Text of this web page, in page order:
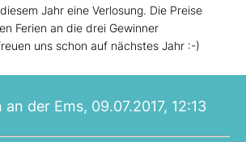
Jahr eine Verlosung. Die Preise
Ferien an die drei Gewinner
uns schon auf nächstes Jahr :-)
der Ems, 09.07.2017, 12:13